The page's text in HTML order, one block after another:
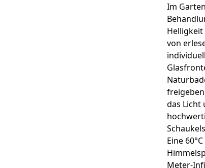
Im
von
das Licht
Eine
Meter-